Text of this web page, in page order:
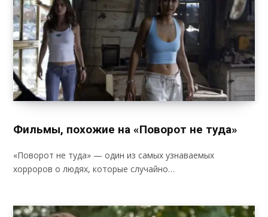
Фильмы, похожие на «Поворот не туда»
«Поворот не туда» — один из самых узнаваемых
хорроров о людях, которые случайно…